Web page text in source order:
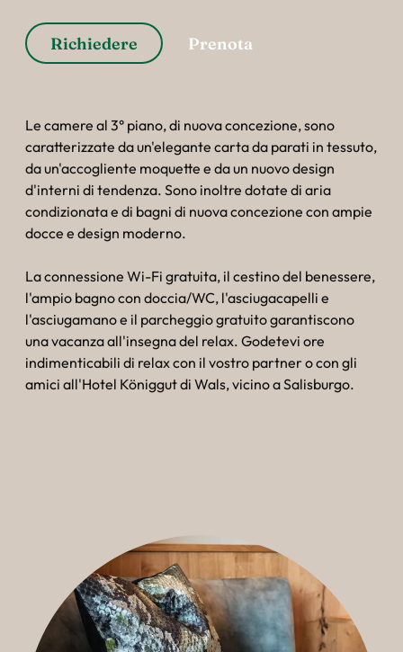
Richiedere Prenota
Le camere al 3° piano, di nuova concezione, sono
caratterizzate da un'elegante carta da parati in tessuto,
da un'accogliente moquette e da un nuovo design
d'interni di tendenza. Sono inoltre dotate di aria
condizionata e di bagni di nuova concezione con ampie
docce e design moderno.
La connessione Wi-Fi gratuita, il cestino del benessere,
l'ampio bagno con doccia/WC, l'asciugacapelli e
l'asciugamano e il parcheggio gratuito garantiscono
una vacanza all'insegna del relax. Godetevi ore
indimenticabili di relax con il vostro partner o con gli
amici all'Hotel Königgut di Wals, vicino a Salisburgo.